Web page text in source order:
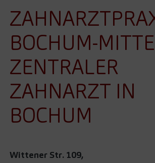
BOCHUM-
ZENTRALER
ZAHNARZT IN
BOCHUM
Wittener Str. 109,